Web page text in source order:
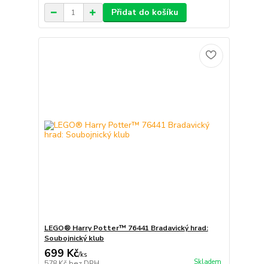
Přidat do košíku
LEGO® Harry Potter™ 76441 Bradavický hrad:
Soubojnický klub
699 Kč/ks
Skladem